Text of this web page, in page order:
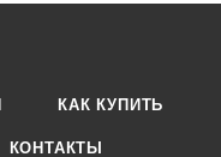
КАК КУПИТЬ
КОНТАКТЫ